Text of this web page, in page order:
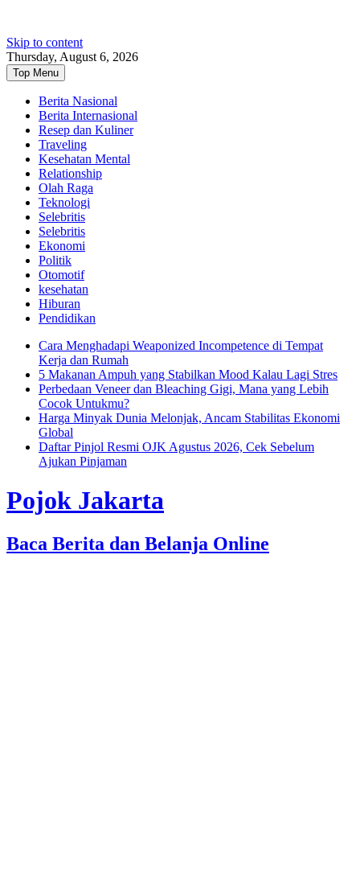
Skip to content
Thursday, August 6, 2026
Top Menu
Berita Nasional
Berita Internasional
Resep dan Kuliner
Traveling
Kesehatan Mental
Relationship
Olah Raga
Teknologi
Selebritis
Selebritis
Ekonomi
Politik
Otomotif
kesehatan
Hiburan
Pendidikan
Cara Menghadapi Weaponized Incompetence di Tempat
Kerja dan Rumah
5 Makanan Ampuh yang Stabilkan Mood Kalau Lagi Stres
Perbedaan Veneer dan Bleaching Gigi, Mana yang Lebih
Cocok Untukmu?
Harga Minyak Dunia Melonjak, Ancam Stabilitas Ekonomi
Global
Daftar Pinjol Resmi OJK Agustus 2026, Cek Sebelum
Ajukan Pinjaman
Pojok Jakarta
Baca Berita dan Belanja Online